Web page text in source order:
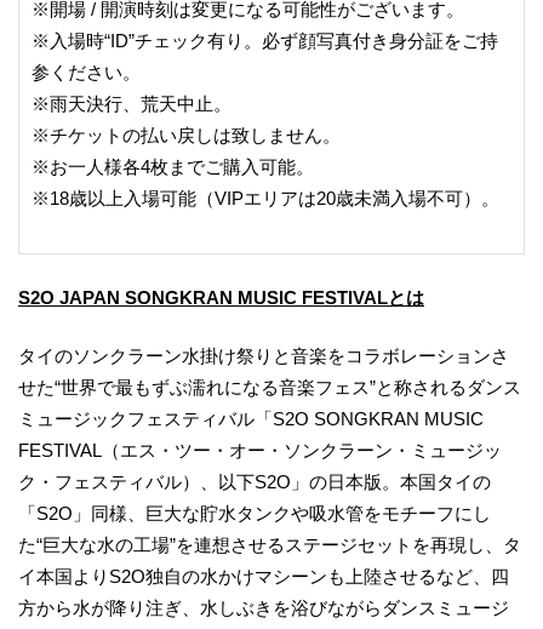
※開場 / 開演時刻は変更になる可能性がございます。
※入場時“ID”チェック有り。必ず顔写真付き身分証をご持
参ください。
※雨天決行、荒天中止。
※チケットの払い戻しは致しません。
※お一人様各4枚までご購入可能。
※18歳以上入場可能（VIPエリアは20歳未満入場不可）。
S2O JAPAN SONGKRAN MUSIC FESTIVALとは
タイのソンクラーン水掛け祭りと音楽をコラボレーションさ
せた“世界で最もずぶ濡れになる音楽フェス”と称されるダンス
ミュージックフェスティバル「S2O SONGKRAN MUSIC
FESTIVAL（エス・ツー・オー・ソンクラーン・ミュージッ
ク・フェスティバル）、以下S2O」の日本版。本国タイの
「S2O」同様、巨大な貯水タンクや吸水管をモチーフにし
た“巨大な水の工場”を連想させるステージセットを再現し、タ
イ本国よりS2O独自の水かけマシーンも上陸させるなど、四
方から水が降り注ぎ、水しぶきを浴びながらダンスミュージ